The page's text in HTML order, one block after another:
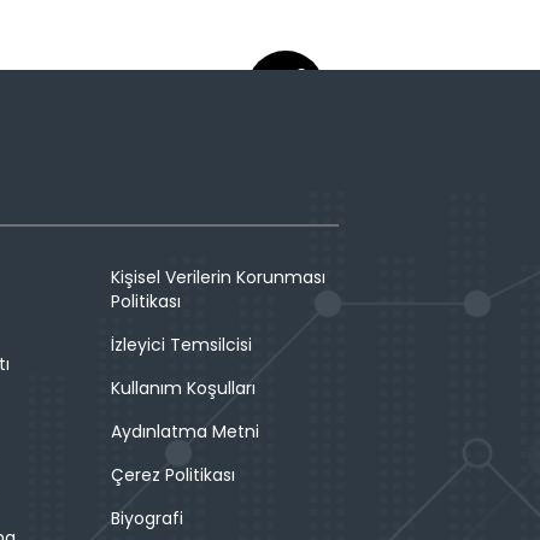
Kişisel Verilerin Korunması
Politikası
İzleyici Temsilcisi
Kullanım Koşulları
Aydınlatma Metni
Çerez Politikası
Biyografi